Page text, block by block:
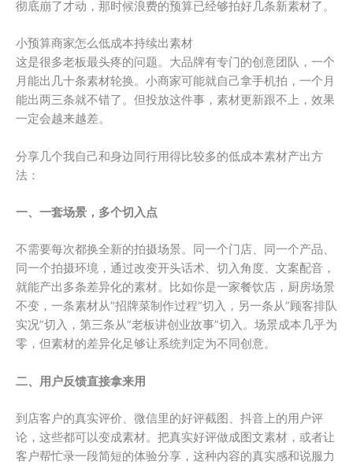
彻底崩了才动，那时候浪费的预算已经够拍好几条新素材了。
小预算商家怎么低成本持续出素材
这是很多老板最头疼的问题。大品牌有专门的创意团队，一个
月能出几十条素材轮换。小商家可能就自己拿手机拍，一个月
能出两三条就不错了。但投放这件事，素材更新跟不上，效果
一定会越来越差。
分享几个我自己和身边同行用得比较多的低成本素材产出方
法：
一、一套场景，多个切入点
不需要每次都换全新的拍摄场景。同一个门店、同一个产品、
同一个拍摄环境，通过改变开头话术、切入角度、文案配音，
就能产出多条差异化的素材。比如你是一家餐饮店，厨房场景
不变，一条素材从”招牌菜制作过程”切入，另一条从”顾客排队
实况”切入，第三条从”老板讲创业故事”切入。场景成本几乎为
零，但素材的差异化足够让系统判定为不同创意。
二、用户反馈直接拿来用
到店客户的真实评价、微信里的好评截图、抖音上的用户评
论，这些都可以变成素材。把真实好评做成图文素材，或者让
客户帮忙录一段简短的体验分享，这种内容的真实感和说服力